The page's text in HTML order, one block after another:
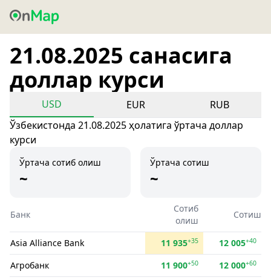
21.08.2025 санасига
доллар курси
USD EUR
RUB
Ўзбекистонда 21.08.2025 ҳолатига ўртача доллар
курси
Ўртача сотиб олиш
~
Ўртача сотиш
~
Банк
Сотиб
олиш
Сотиш
Asia Alliance Bank 11 935+35 12 005+40
Агробанк 11 900+50 12 000+60